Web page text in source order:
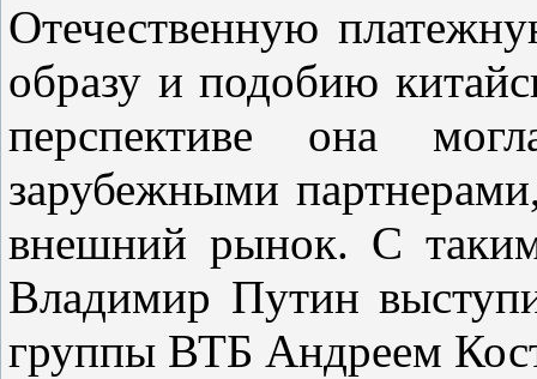
Отечественную
образу и подобию
перспективе она
зарубежными
внешний рынок. С
Владимир Путин
группы ВТБ Андреем